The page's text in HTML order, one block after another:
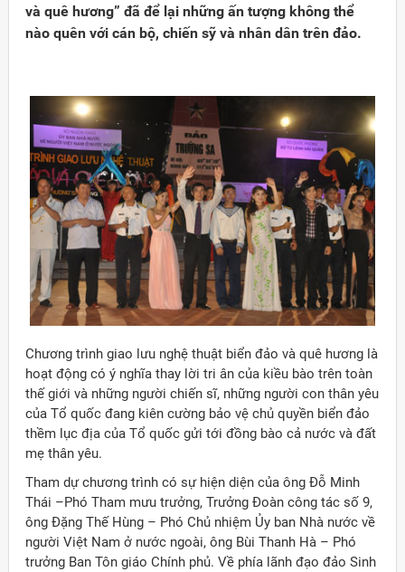
và quê hương” đã để lại những ấn tượng không thể
nào quên với cán bộ, chiến sỹ và nhân dân trên đảo.
Chương trình giao lưu nghệ thuật biển đảo và quê hương là
hoạt động có ý nghĩa thay lời tri ân của kiều bào trên toàn
thế giới và những người chiến sĩ, những người con thân yêu
của Tổ quốc đang kiên cường bảo vệ chủ quyền biển đảo
thềm lục địa của Tổ quốc gửi tới đồng bào cả nước và đất
mẹ thân yêu.
Tham dự chương trình có sự hiện diện của ông Đỗ Minh
Thái –Phó Tham mưu trưởng, Trưởng Đoàn công tác số 9,
ông Đặng Thế Hùng – Phó Chủ nhiệm Ủy ban Nhà nước về
người Việt Nam ở nước ngoài, ông Bùi Thanh Hà – Phó
trưởng Ban Tôn giáo Chính phủ. Về phía lãnh đạo đảo Sinh